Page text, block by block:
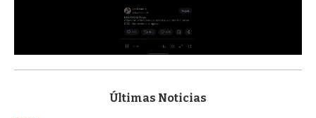
s
Últimas Noticias